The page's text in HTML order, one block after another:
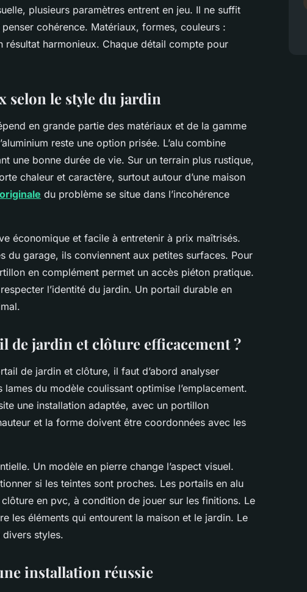
plusieurs paramètres entrent en jeu. Il ne suffit
cohérence. Matériaux, formes, couleurs :
harmonieux. Chaque détail compte pour
selon le style du jardin
en grande partie des matériaux et de la gamme
reste une option prisée. L’alu combine
une bonne durée de vie. Sur un terrain plus rustique,
chaleur et caractère, surtout autour d’une maison
du problème se situe dans l’incohérence
économique et facile à entretenir à prix maîtrisés.
du garage, ils conviennent aux petites surfaces. Pour
en complément permet un accès piéton pratique.
l’identité du jardin. Un portail durable en
de jardin et clôture efficacement ?
de jardin et clôture, il faut d’abord analyser
lames du modèle coulissant optimise l’emplacement.
une installation adaptée, avec un portillon
et la forme doivent être coordonnées avec les
Un modèle en pierre change l’aspect visuel.
si les teintes sont proches. Les portails en alu
clôture en pvc, à condition de jouer sur les finitions. Le
les éléments qui entourent la maison et le jardin. Le
divers styles.
installation réussie